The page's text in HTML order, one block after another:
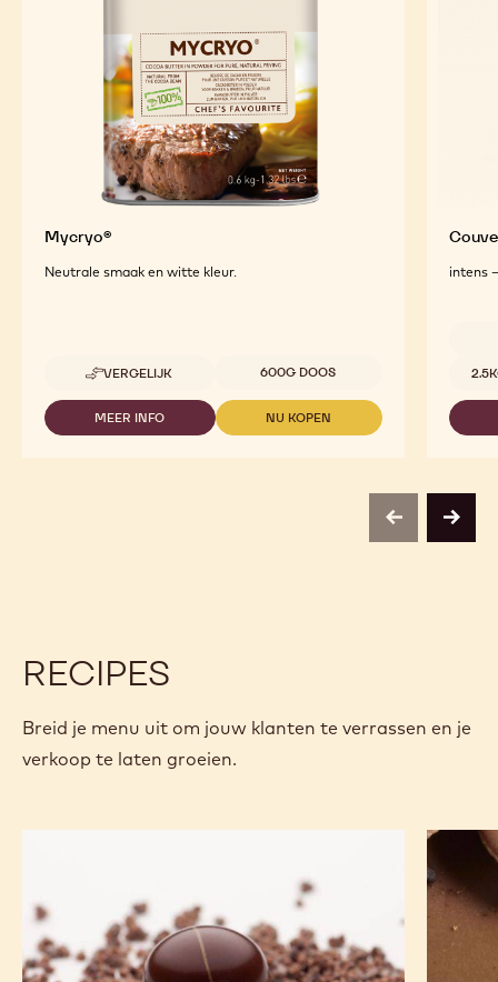
Mycryo®
Neutrale smaak en witte kleur.
VERGELIJK
-
MYCRYO®
Beschikbare maten
600G DOOS
MEER INFO
-
NU KOPEN
-
intens
previousnext
RECIPES
Breid je menu uit om jouw klanten te verrassen en je
verkoop te laten groeien.
Ganache
Mokka
fine